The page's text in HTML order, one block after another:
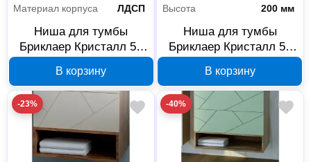
Материал корпуса
ЛДСП
Ниша для тумбы
Бриклаер Кристалл 50
417061
В корзину
Высота
200 мм
Ниша для тумбы
Бриклаер Кристалл 50
416842
В корзину
-23% -40%